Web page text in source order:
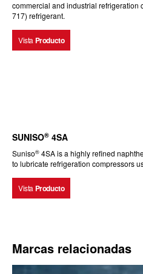
commercial and industrial refrigeration
717) refrigerant.
Vista Producto
SUNISO® 4SA
Suniso® 4SA is a highly refined
to lubricate refrigeration compressors
Vista Producto
Marcas relacionadas